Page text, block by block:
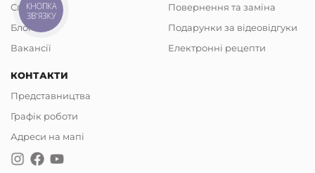
Співпраця
Блог
Вакансії
Повернення та заміна
Подарунки за відеовідгуки
Електронні рецепти
КОНТАКТИ
Представництва
Графік роботи
Адреси на мапі
КНОПКА
ЗВ'ЯЗКУ